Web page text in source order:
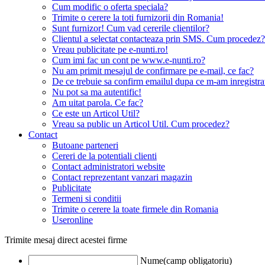
Cum modific o oferta speciala?
Trimite o cerere la toti furnizorii din Romania!
Sunt furnizor! Cum vad cererile clientilor?
Clientul a selectat contacteaza prin SMS. Cum procedez?
Vreau publicitate pe e-nunti.ro!
Cum imi fac un cont pe www.e-nunti.ro?
Nu am primit mesajul de confirmare pe e-mail, ce fac?
De ce trebuie sa confirm emailul dupa ce m-am
Nu pot sa ma autentific!
Am uitat parola. Ce fac?
Ce este un Articol Util?
Vreau sa public un Articol Util. Cum procedez?
Contact
Butoane parteneri
Cereri de la potentiali clienti
Contact administratori website
Contact reprezentant vanzari magazin
Publicitate
Termeni si conditii
Trimite o cerere la toate firmele din Romania
Useronline
Trimite mesaj direct acestei firme
Nume(camp obligatoriu)